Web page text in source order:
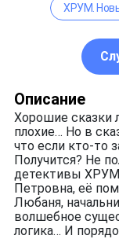
Описание
Хорошие сказки
плохие… Но в
что если кто-то
Получится? Не
детективы
Петровна, её
Любаня,
волшебное
логика… И
ХРУМ.